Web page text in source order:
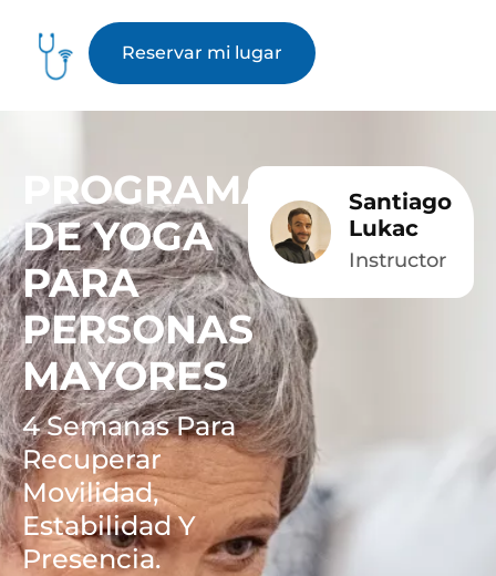
Reservar mi lugar
PROGRAMA
DE YOGA
PARA
PERSONAS
MAYORES
4 Semanas Para
Recuperar
Movilidad,
Estabilidad Y
Presencia.
Santiago
Lukac
Instructor